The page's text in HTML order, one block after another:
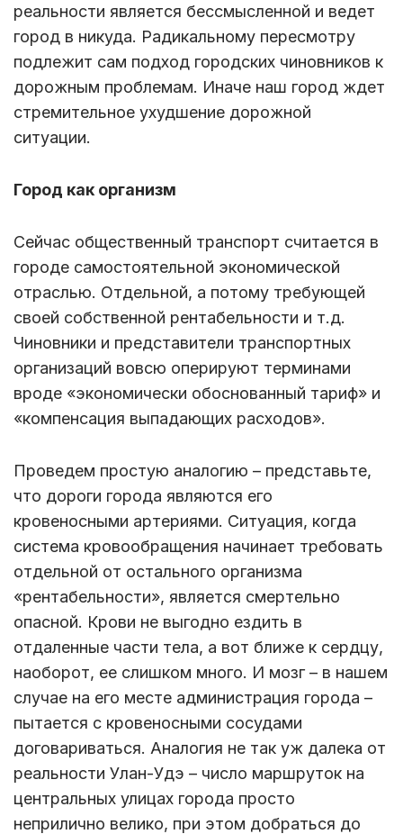
реальности является бессмысленной и ведет
город в никуда. Радикальному пересмотру
подлежит сам подход городских чиновников к
дорожным проблемам. Иначе наш город ждет
стремительное ухудшение дорожной
ситуации.
Город как организм
Сейчас общественный транспорт считается в
городе самостоятельной экономической
отраслью. Отдельной, а потому требующей
своей собственной рентабельности и т.д.
Чиновники и представители транспортных
организаций вовсю оперируют терминами
вроде «экономически обоснованный тариф» и
«компенсация выпадающих расходов».
Проведем простую аналогию – представьте,
что дороги города являются его
кровеносными артериями. Ситуация, когда
система кровообращения начинает требовать
отдельной от остального организма
«рентабельности», является смертельно
опасной. Крови не выгодно ездить в
отдаленные части тела, а вот ближе к сердцу,
наоборот, ее слишком много. И мозг – в нашем
случае на его месте администрация города –
пытается с кровеносными сосудами
договариваться. Аналогия не так уж далека от
реальности Улан-Удэ – число маршруток на
центральных улицах города просто
неприлично велико, при этом добраться до